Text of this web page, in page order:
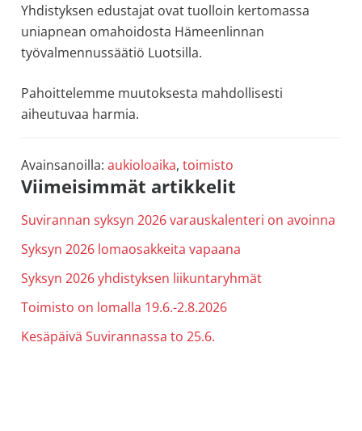
K-
H
Hengitys
Yhdistyksen edustajat ovat tuolloin kertomassa
uniapnean omahoidosta Hämeenlinnan
työvalmennussäätiö Luotsilla.
Pahoittelemme muutoksesta mahdollisesti
aiheutuvaa harmia.
Avainsanoilla: aukioloaika, toimisto
Ensisijainen
sivupalkki
Viimeisimmät artikkelit
Suvirannan syksyn 2026 varauskalenteri on avoinna
Syksyn 2026 lomaosakkeita vapaana
Syksyn 2026 yhdistyksen liikuntaryhmät
Toimisto on lomalla 19.6.-2.8.2026
Kesäpäivä Suvirannassa to 25.6.